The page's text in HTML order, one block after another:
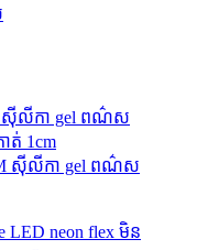
ស៊ីលីកា gel ពណ៌ស